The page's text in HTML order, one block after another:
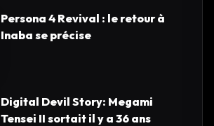
Persona 4 Revival : le retour à
Inaba se précise
Digital Devil Story: Megami
Tensei II sortait il y a 36 ans